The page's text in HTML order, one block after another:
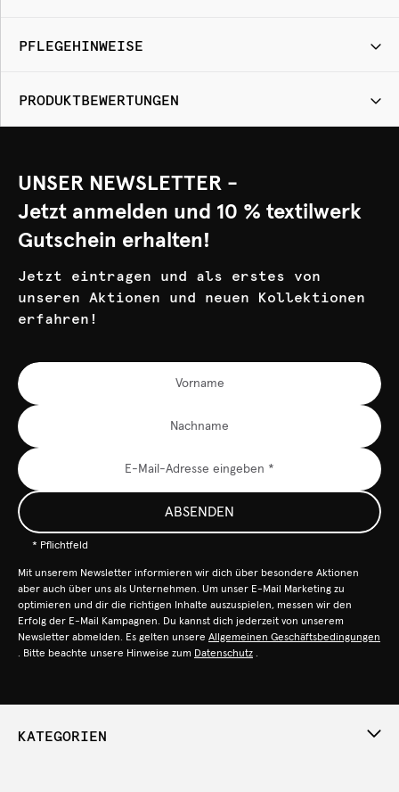
PFLEGEHINWEISE
PRODUKTBEWERTUNGEN
UNSER NEWSLETTER -
Jetzt anmelden und 10 % textilwerk
Gutschein erhalten!
Jetzt eintragen und als erstes von
unseren Aktionen und neuen Kollektionen
erfahren!
ABSENDEN
* Pflichtfeld
Mit unserem Newsletter informieren wir dich über besondere Aktionen
aber auch über uns als Unternehmen. Um unser E-Mail Marketing zu
optimieren und dir die richtigen Inhalte auszuspielen, messen wir den
Erfolg der E-Mail Kampagnen. Du kannst dich jederzeit von unserem
Newsletter abmelden. Es gelten unsere Allgemeinen Geschäftsbedingungen
. Bitte beachte unsere Hinweise zum Datenschutz .
KATEGORIEN